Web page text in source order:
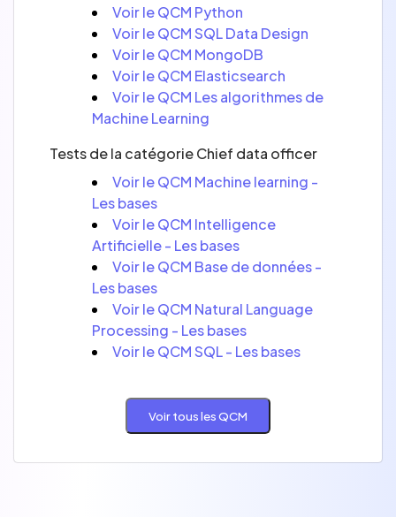
Voir le QCM Python
Voir le QCM SQL Data Design
Voir le QCM MongoDB
Voir le QCM Elasticsearch
Voir le QCM Les algorithmes de
Machine Learning
Tests de la catégorie Chief data officer
Voir le QCM Machine learning -
Les bases
Voir le QCM Intelligence
Artificielle - Les bases
Voir le QCM Base de données -
Les bases
Voir le QCM Natural Language
Processing - Les bases
Voir le QCM SQL - Les bases
Voir tous les QCM